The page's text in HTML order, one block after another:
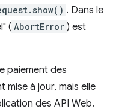
. Dans le
( AbortError ) est
paiement des
mise à jour, mais elle
des API Web.